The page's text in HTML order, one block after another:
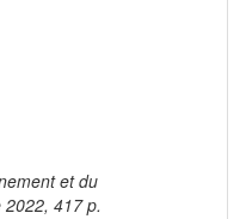
et du
417 p.